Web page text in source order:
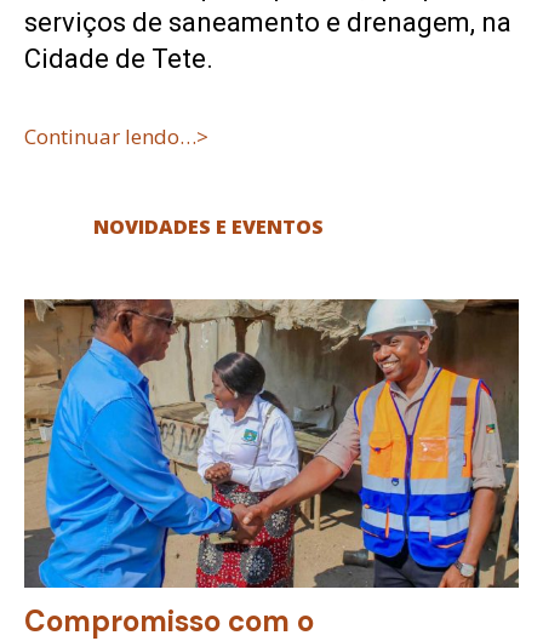
serviços de saneamento e drenagem, na
Cidade de Tete.
Continuar lendo…>
NOVIDADES E EVENTOS
Compromisso com o